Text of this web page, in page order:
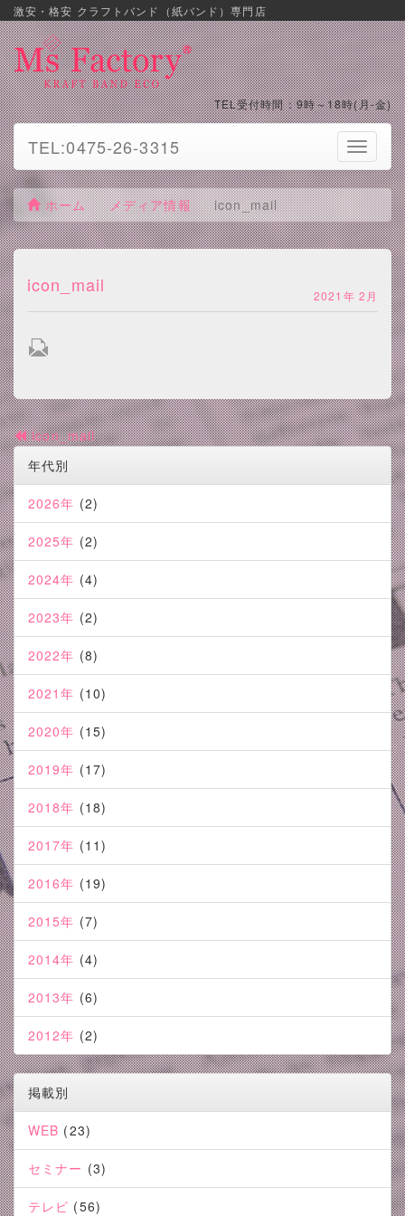
激安・格安 クラフトバンド（紙バンド）専門店
TEL受付時間：9時～18時(月-金)
Toggle
TEL:0475-26-3315
ホーム メディア情報 icon_mail
icon_mail 2021年 2月
icon_mail
年代別
2026年 (2)
2025年 (2)
2024年 (4)
2023年 (2)
2022年 (8)
2021年 (10)
2020年 (15)
2019年 (17)
2018年 (18)
2017年 (11)
2016年 (19)
2015年 (7)
2014年 (4)
2013年 (6)
2012年 (2)
掲載別
WEB (23)
セミナー (3)
テレビ (56)